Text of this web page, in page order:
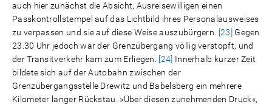
auch hier zunächst die Absicht, Ausreisewilligen einen
Passkontrollstempel auf das Lichtbild ihres Personalausweises
zu verpassen und sie auf diese Weise auszubürgern.
[23] Gegen
23.30 Uhr jedoch war der Grenzübergang völlig verstopft, und
der Transitverkehr kam zum Erliegen. [24] Innerhalb kurzer Zeit
bildete sich auf der Autobahn zwischen der
Grenzübergangsstelle Drewitz und Babelsberg ein mehrere
Kilometer langer Rückstau. »Über diesen zunehmenden Druck«,